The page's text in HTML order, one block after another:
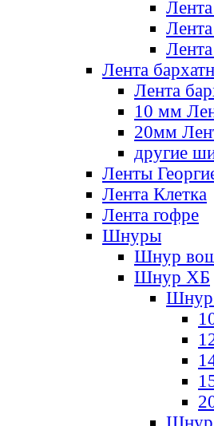
Лента
Лента
10 мм
20мм
другие
Ленты
Лента Клетка
Лента гофре
Шнуры
Шнур
Шнур ХБ
Шнур